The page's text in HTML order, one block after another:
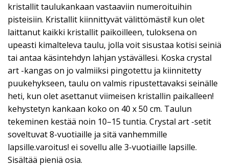
kristallit taulukankaan vastaaviin numeroituihin
pisteisiin. Kristallit kiinnittyvät välittömästi! kun olet
laittanut kaikki kristallit paikoilleen, tuloksena on
upeasti kimalteleva taulu, jolla voit sisustaa kotisi seiniä
tai antaa käsintehdyn lahjan ystävällesi. Koska crystal
art -kangas on jo valmiiksi pingotettu ja kiinnitetty
puukehykseen, taulu on valmis ripustettavaksi seinälle
heti, kun olet asettanut viimeisen kristallin paikalleen!
kehystetyn kankaan koko on 40 x 50 cm. Taulun
tekeminen kestää noin 10–15 tuntia. Crystal art -setit
soveltuvat 8-vuotiaille ja sitä vanhemmille
lapsille.varoitus! ei sovellu alle 3-vuotiaille lapsille.
Sisältää pieniä osia.